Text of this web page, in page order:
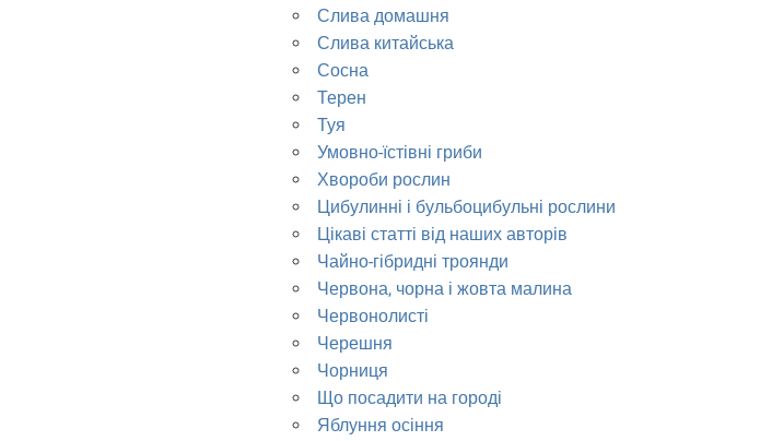
Слива домашня
Слива китайська
Сосна
Терен
Туя
Умовно-їстівні гриби
Хвороби рослин
Цибулинні і бульбоцибульні рослини
Цікаві статті від наших авторів
Чайно-гібридні троянди
Червона, чорна і жовта малина
Червонолисті
Черешня
Чорниця
Що посадити на городі
Яблуння осіння